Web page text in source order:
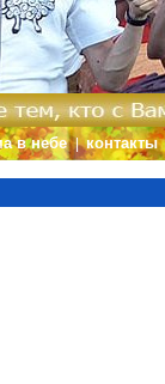
в небе|контакты